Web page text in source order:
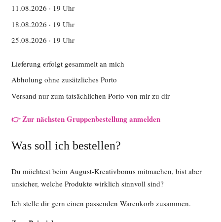
11.08.2026 · 19 Uhr
18.08.2026 · 19 Uhr
25.08.2026 · 19 Uhr
Lieferung erfolgt gesammelt an mich
Abholung ohne zusätzliches Porto
Versand nur zum tatsächlichen Porto von mir zu dir
👉 Zur nächsten Gruppenbestellung anmelden
Was soll ich bestellen?
Du möchtest beim August-Kreativbonus mitmachen, bist aber
unsicher, welche Produkte wirklich sinnvoll sind?
Ich stelle dir gern einen passenden Warenkorb zusammen.